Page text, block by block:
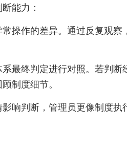
能力：
操作的差异。通过反复观察
最终判定进行对照。若判断
制度细节。
响判断，管理员更像制度执